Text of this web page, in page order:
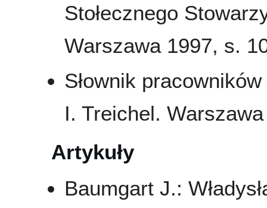
Stołecznego
Warszawa 1997, s.
Słownik
I. Treichel.
Artykuły
Baumgart J.: